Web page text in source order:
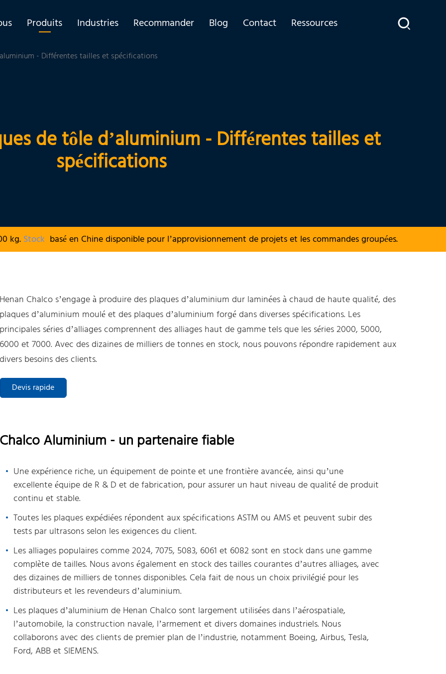
Produits Industries Recommander Blog Contact Ressources
- Différentes tailles et spécifications
de tôle d’aluminium - Différentes tailles et
spécifications
kg. Stock basé en Chine disponible pour l’approvisionnement de projets et les commandes groupées.
Henan Chalco s’engage à produire des plaques d’aluminium dur laminées à chaud de haute qualité, des
plaques d’aluminium moulé et des plaques d’aluminium forgé dans diverses spécifications. Les
principales séries d’alliages comprennent des alliages haut de gamme tels que les séries 2000, 5000,
6000 et 7000. Avec des dizaines de milliers de tonnes en stock, nous pouvons répondre rapidement aux
divers besoins des clients.
Devis rapide
Chalco Aluminium - un partenaire fiable
Une expérience riche, un équipement de pointe et une frontière avancée, ainsi qu’une
excellente équipe de R & D et de fabrication, pour assurer un haut niveau de qualité de produit
continu et stable.
Toutes les plaques expédiées répondent aux spécifications ASTM ou AMS et peuvent subir des
tests par ultrasons selon les exigences du client.
Les alliages populaires comme 2024, 7075, 5083, 6061 et 6082 sont en stock dans une gamme
complète de tailles. Nous avons également en stock des tailles courantes d’autres alliages, avec
des dizaines de milliers de tonnes disponibles. Cela fait de nous un choix privilégié pour les
distributeurs et les revendeurs d’aluminium.
Les plaques d’aluminium de Henan Chalco sont largement utilisées dans l’aérospatiale,
l’automobile, la construction navale, l’armement et divers domaines industriels. Nous
collaborons avec des clients de premier plan de l’industrie, notamment Boeing, Airbus, Tesla,
Ford, ABB et SIEMENS.